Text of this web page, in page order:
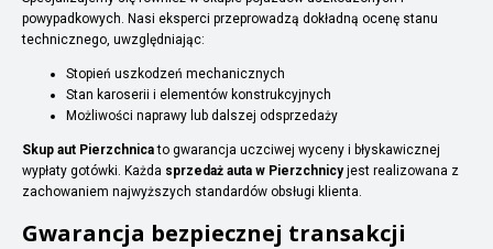
powypadkowych. Nasi eksperci przeprowadzą dokładną ocenę stanu
technicznego, uwzględniając:
Stopień uszkodzeń mechanicznych
Stan karoserii i elementów konstrukcyjnych
Możliwości naprawy lub dalszej odsprzedaży
Skup aut Pierzchnicato gwarancja uczciwej wyceny i błyskawicznej
wypłaty gotówki. Każda sprzedaż auta w Pierzchnicyjest realizowana z
zachowaniem najwyższych standardów obsługi klienta.
Gwarancja bezpiecznej transakcji